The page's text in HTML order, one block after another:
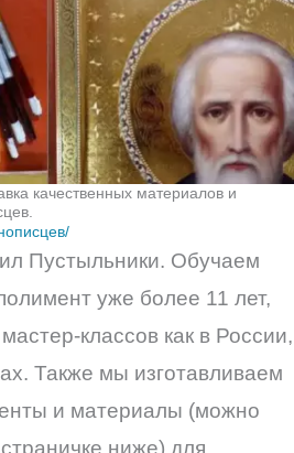
качественных материалов и
Пустыльники. Обучаем
уже более 11 лет,
классов как в России,
Также мы изготавливаем
и материалы (можно
ниже) для